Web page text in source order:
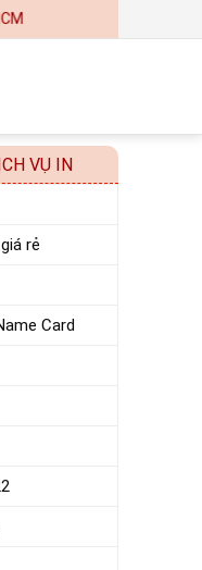
VỤ IN
rẻ
Card